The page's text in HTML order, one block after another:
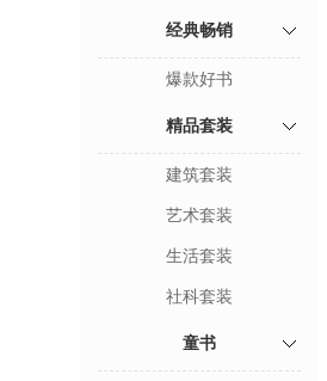
经典畅销
爆款好书
精品套装
建筑套装
艺术套装
生活套装
社科套装
童书